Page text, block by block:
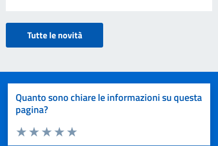
Tutte le novità
Quanto sono chiare le informazioni su questa
pagina?
Valuta 5 stelle su 5
Valuta 4 stelle su 5
Valuta 3 stelle su 5
Valuta 2 stelle su 5
Valuta 1 stelle su 5